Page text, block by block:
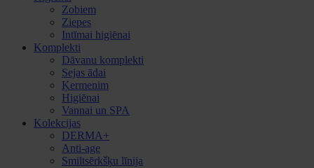
Zobiem
Ziepes
Intīmai higiēnai
Komplekti
Dāvanu komplekti
Sejas ādai
Ķermenim
Higiēnai
Vannai un SPA
Kolekcijas
DERMA+
Anti-age
Smiltsērkšķu līnija